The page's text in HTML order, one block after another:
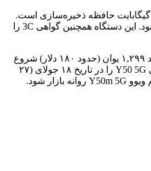
گفته می‌شود گوشی اقتصادی جدید ویوو در نسخه‌های با میزان رم و حافظه داخلی متفاوت عرضه خواهد شد. بالارده‌ترین نسخه این محصول دارای ۱۲ گیگابایت رم و ۲۵۶ گیگابایت حافظه ذخیره‌سازی است.
افزون‌بر این، یک درگاه کارت microSD نیز برای افزایش حجم حافظه آن در نظر گرفته شده است. گوشی Y50 5G ویوو به یک باتری ۶,۰۰۰ میلی‌آمپر ساعتی مجهز خواهد بود. این دستگاه همچنین گواهی 3C را
ویوو وای ۵۰ 5G احتمالا در چهار نسخه ۴/۱۲۸، ۶/۱۲۸، ۸/۲۵۶ و ۱۲/۲۵۶ راهی بازار خواهد شد. طبق اطلاعات موجود در چاینا تلکام، قیمت‌گذاری این گوشی می‌تواند از حدود ۱,۲۹۹ یوان (حدود ۱۸۰ دلار) شروع
شود و تا ۲,۲۹۹ یوان (حدود ۳۲۰ دلار) افزایش یابد. رنگ‌های گوشی جدید ویوو نیز ممکن است شامل پلاتینیوم، لاجوردی و مشکی الماسی باشد. طبق گزارشات، ویوو گوشی Y50 5G را در تاریخ ۱۸ جولای (۲۷